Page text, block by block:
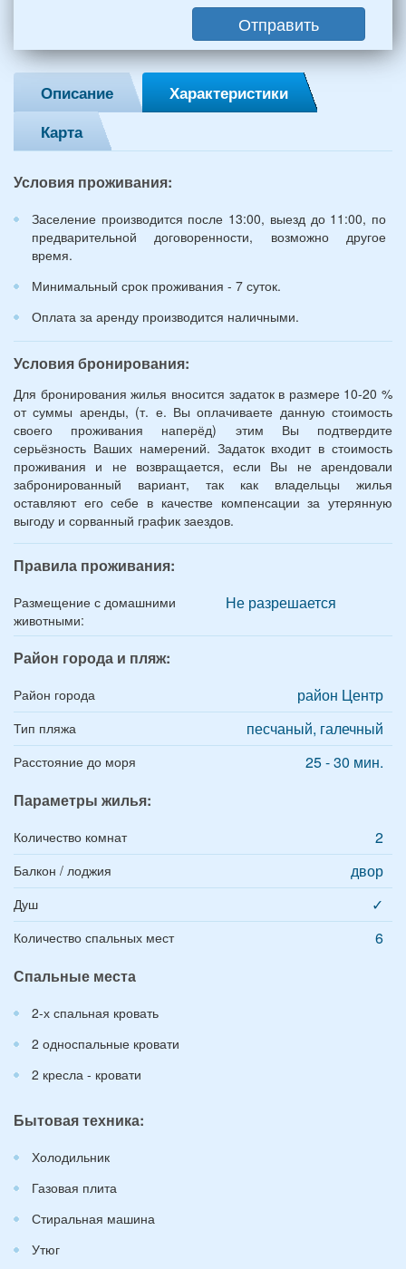
и
2
детей
(возраст
и
лет):
Отправить
Описание
Характеристики
Карта
Условия проживания:
Заселение производится после 13:00, выезд до 11:00, по
предварительной договоренности, возможно другое
время.
Минимальный срок проживания - 7 суток.
Оплата за аренду производится наличными.
Условия бронирования:
Для бронирования жилья вносится задаток в размере 10-20 %
от суммы аренды, (т. е. Вы оплачиваете данную стоимость
своего проживания наперёд) этим Вы подтвердите
серьёзность Ваших намерений. Задаток входит в стоимость
проживания и не возвращается, если Вы не арендовали
забронированный вариант, так как владельцы жилья
оставляют его себе в качестве компенсации за утерянную
выгоду и сорванный график заездов.
Правила проживания:
Размещение с домашними
животными:
Не разрешается
Район города и пляж:
Район города район Центр
Тип пляжа песчаный, галечный
Расстояние до моря
25 - 30 мин.
Параметры жилья:
Количество комнат 2
Балкон / лоджия двор
Душ ✓
Количество спальных мест
6
Спальные места
2-х спальная кровать
2 односпальные кровати
2 кресла - кровати
Бытовая техника:
Холодильник
Газовая плита
Стиральная машина
Утюг